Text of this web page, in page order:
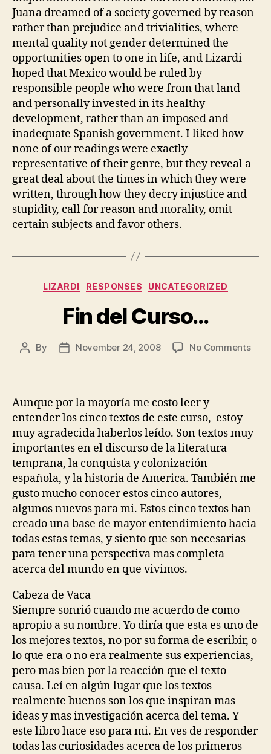
Juana dreamed of a society governed by reason
rather than prejudice and trivialities, where
mental quality not gender determined the
opportunities open to one in life, and Lizardi
hoped that Mexico would be ruled by
responsible people who were from that land
and personally invested in its healthy
development, rather than an imposed and
inadequate Spanish government. I liked how
none of our readings were exactly
representative of their genre, but they reveal a
great deal about the times in which they were
written, through how they decry injustice and
stupidity, call for reason and morality, omit
certain subjects and favor others.
Categories
LIZARDI RESPONSES UNCATEGORIZED
Fin del Curso…
Post
By
PostNovember 24, 2008 No Commentson
Aunque por la mayoría me costo leer y
entender los cinco textos de este curso, estoy
muy agradecida haberlos leído. Son textos muy
importantes en el discurso de la literatura
temprana, la conquista y colonización
española, y la historia de America. También me
gusto mucho conocer estos cinco autores,
algunos nuevos para mi. Estos cinco textos han
creado una base de mayor entendimiento hacia
todas estas temas, y siento que son necesarias
para tener una perspectiva mas completa
acerca del mundo en que vivimos.
Cabeza de Vaca
Siempre sonrió cuando me acuerdo de como
apropio a su nombre. Yo diría que esta es uno de
los mejores textos, no por su forma de escribir, o
lo que era o no era realmente sus experiencias,
pero mas bien por la reacción que el texto
causa. Leí en algún lugar que los textos
realmente buenos son los que inspiran mas
ideas y mas investigación acerca del tema. Y
este libro hace eso para mi. En ves de responder
todas las curiosidades acerca de los primeros